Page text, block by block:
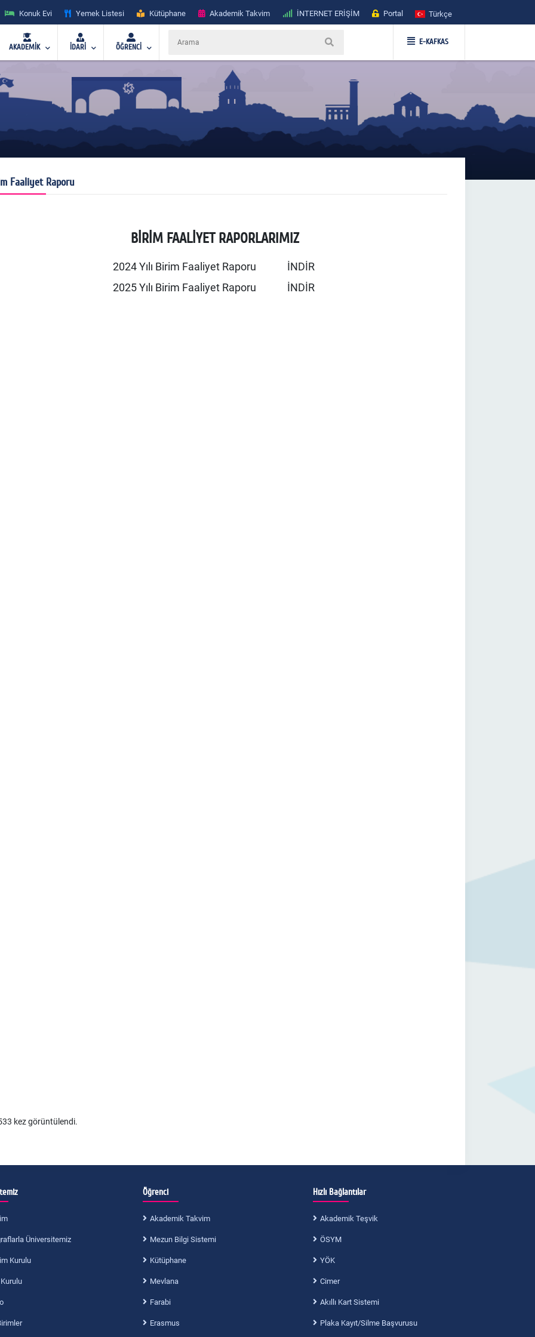
Konuk Evi Yemek Listesi Kütüphane Akademik Takvim İNTERNET ERİŞİM Portal Türkçe
AKADEMİK İDARİ ÖĞRENCİ
E-KAFKAS
Faaliyet Raporu
BİRİM FAALİYET RAPORLARIMIZ
2024 Yılı Birim Faaliyet Raporu
İNDİR
2025 Yılı Birim Faaliyet Raporu
İNDİR
kez görüntülendi.
Üniversitemiz
Kurulu
Öğrenci
Akademik Takvim
Mezun Bilgi Sistemi
Kütüphane
Mevlana
Farabi
Erasmus
Hızlı Bağlantılar
Akademik Teşvik
ÖSYM
YÖK
Cimer
Akıllı Kart Sistemi
Plaka Kayıt/Silme Başvurusu